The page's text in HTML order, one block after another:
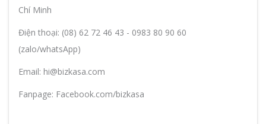
Chí Minh
Điện thoại: (08) 62 72 46 43 - 0983 80 90 60
(zalo/whatsApp)
Email: hi@bizkasa.com
Fanpage: Facebook.com/bizkasa